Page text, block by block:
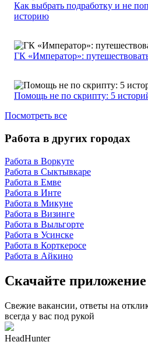
Как выбрать подработку и не
историю
ГК «Император»:
Помощь не по скрипту: 5
Посмотреть все
Работа в других городах
Работа в Воркуте
Работа в Сыктывкаре
Работа в Емве
Работа в Инте
Работа в Микуне
Работа в Визинге
Работа в Выльгорте
Работа в Усинске
Работа в Корткеросе
Работа в Айкино
Скачайте приложение
Свежие вакансии, ответы на
всегда у вас под рукой
HeadHunter